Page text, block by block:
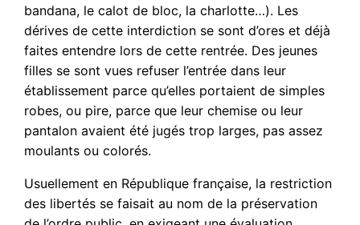
bandana, le calot de bloc, la charlotte…). Les
dérives de cette interdiction se sont d’ores et déjà
faites entendre lors de cette rentrée. Des jeunes
filles se sont vues refuser l’entrée dans leur
établissement parce qu’elles portaient de simples
robes, ou pire, parce que leur chemise ou leur
pantalon avaient été jugés trop larges, pas assez
moulants ou colorés.
Usuellement en République française, la restriction
des libertés se faisait au nom de la préservation